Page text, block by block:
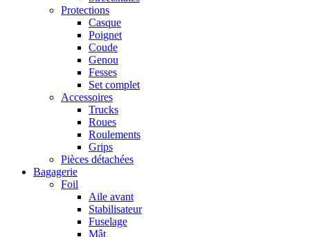
Protections
Casque
Poignet
Coude
Genou
Fesses
Set complet
Accessoires
Trucks
Roues
Roulements
Grips
Pièces détachées
Bagagerie
Foil
Aile avant
Stabilisateur
Fuselage
Mât